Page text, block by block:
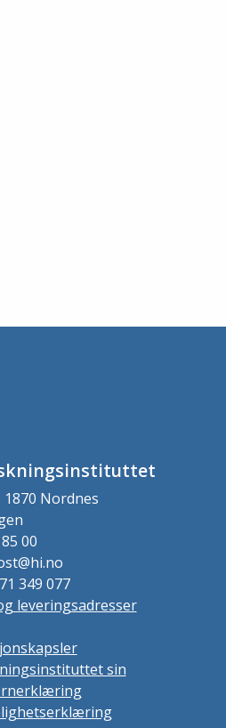
Nordnes
00
349 077
leveringsadresser
sin